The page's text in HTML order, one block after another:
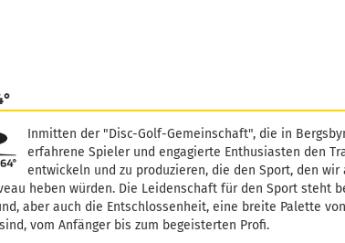
Inmitten der "Disc-Golf-Gemeinschaft", die in
erfahrene Spieler und engagierte Enthusiasten den
entwickeln und zu produzieren, die den Sport, den
heben würden. Die Leidenschaft für den Sport steht
aber auch die Entschlossenheit, eine breite Palette
vom Anfänger bis zum begeisterten Profi.